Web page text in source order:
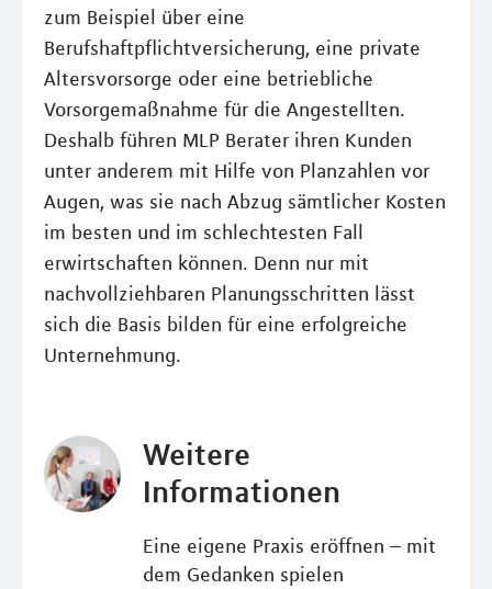
zum Beispiel über eine
Berufshaftpflichtversicherung, eine private
Altersvorsorge oder eine betriebliche
Vorsorgemaßnahme für die Angestellten.
Deshalb führen MLP Berater ihren Kunden
unter anderem mit Hilfe von Planzahlen vor
Augen, was sie nach Abzug sämtlicher Kosten
im besten und im schlechtesten Fall
erwirtschaften können. Denn nur mit
nachvollziehbaren Planungsschritten lässt
sich die Basis bilden für eine erfolgreiche
Unternehmung.
Weitere
Informationen
Eine eigene Praxis eröffnen – mit
dem Gedanken spielen